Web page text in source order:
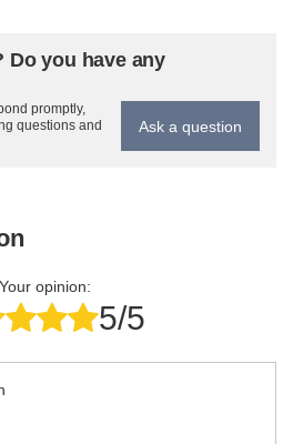
Do you have any
promptly,
questions and
Ask a question
Your opinion:
5/5